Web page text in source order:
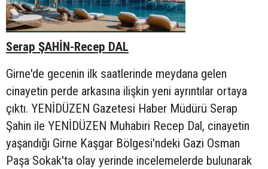
Serap ŞAHİN-Recep DAL
Girne'de gecenin ilk saatlerinde meydana gelen
cinayetin perde arkasına ilişkin yeni ayrıntılar ortaya
çıktı. YENİDÜZEN Gazetesi Haber Müdürü Serap
Şahin ile YENİDÜZEN Muhabiri Recep Dal, cinayetin
yaşandığı Girne Kaşgar Bölgesi'ndeki Gazi Osman
Paşa Sokak'ta olay yerinde incelemelerde bulunarak